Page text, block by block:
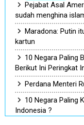
Pejabat Asal
sudah menghina
Maradona: Putin
kartun
10 Negara Paling
Berikut Ini Peringkat
Perdana Menteri
10 Negara Paling
Indonesia ?